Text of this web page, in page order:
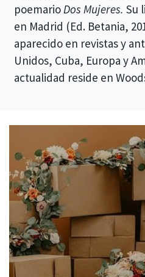
poemarioDos Mujeres. Su
en Madrid (Ed. Betania,
aparecido en revistas y
Unidos, Cuba, Europa y
actualidad reside en